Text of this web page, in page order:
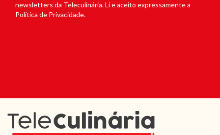
newsletters da Teleculinária. Li e aceito expressamente a
Política de Privacidade.